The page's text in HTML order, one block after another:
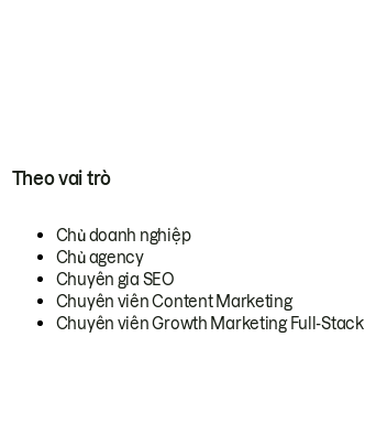
Theo vai trò
Chủ doanh nghiệp
Chủ agency
Chuyên gia SEO
Chuyên viên Content Marketing
Chuyên viên Growth Marketing Full-Stack